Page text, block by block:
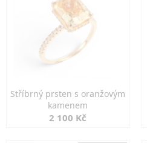
Stříbrný prsten s oranžovým
kamenem
2 100 Kč